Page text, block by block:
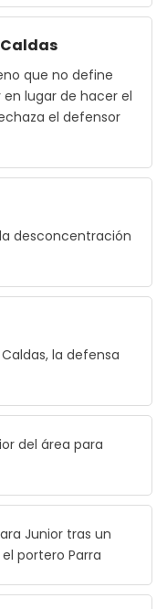
que no define
lugar de hacer el
el defensor
desconcentración
la defensa
del área para
Junior tras un
portero Parra